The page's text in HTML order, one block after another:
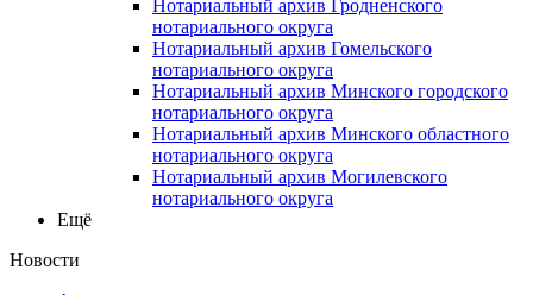
Нотариальный архив Гродненского
нотариального округа
Нотариальный архив Гомельского
нотариального округа
Нотариальный архив Минского городского
нотариального округа
Нотариальный архив Минского областного
нотариального округа
Нотариальный архив Могилевского
нотариального округа
Ещё
Новости